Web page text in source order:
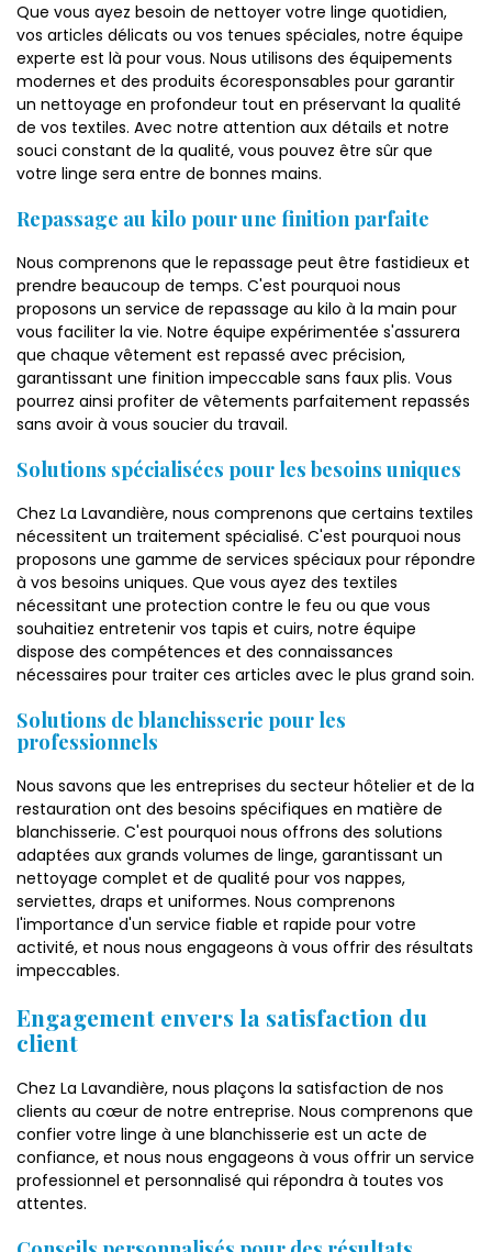
Que vous ayez besoin de nettoyer votre linge quotidien,
vos articles délicats ou vos tenues spéciales, notre équipe
experte est là pour vous. Nous utilisons des équipements
modernes et des produits écoresponsables pour garantir
un nettoyage en profondeur tout en préservant la qualité
de vos textiles. Avec notre attention aux détails et notre
souci constant de la qualité, vous pouvez être sûr que
votre linge sera entre de bonnes mains.
Repassage au kilo pour une finition parfaite
Nous comprenons que le repassage peut être fastidieux et
prendre beaucoup de temps. C'est pourquoi nous
proposons un service de repassage au kilo à la main pour
vous faciliter la vie. Notre équipe expérimentée s'assurera
que chaque vêtement est repassé avec précision,
garantissant une finition impeccable sans faux plis. Vous
pourrez ainsi profiter de vêtements parfaitement repassés
sans avoir à vous soucier du travail.
Solutions spécialisées pour les besoins uniques
Chez La Lavandière, nous comprenons que certains textiles
nécessitent un traitement spécialisé. C'est pourquoi nous
proposons une gamme de services spéciaux pour répondre
à vos besoins uniques. Que vous ayez des textiles
nécessitant une protection contre le feu ou que vous
souhaitiez entretenir vos tapis et cuirs, notre équipe
dispose des compétences et des connaissances
nécessaires pour traiter ces articles avec le plus grand soin.
Solutions de blanchisserie pour les
professionnels
Nous savons que les entreprises du secteur hôtelier et de la
restauration ont des besoins spécifiques en matière de
blanchisserie. C'est pourquoi nous offrons des solutions
adaptées aux grands volumes de linge, garantissant un
nettoyage complet et de qualité pour vos nappes,
serviettes, draps et uniformes. Nous comprenons
l'importance d'un service fiable et rapide pour votre
activité, et nous nous engageons à vous offrir des résultats
impeccables.
Engagement envers la satisfaction du
client
Chez La Lavandière, nous plaçons la satisfaction de nos
clients au cœur de notre entreprise. Nous comprenons que
confier votre linge à une blanchisserie est un acte de
confiance, et nous nous engageons à vous offrir un service
professionnel et personnalisé qui répondra à toutes vos
attentes.